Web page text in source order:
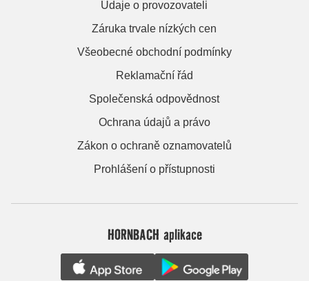
Údaje o provozovateli
Záruka trvale nízkých cen
Všeobecné obchodní podmínky
Reklamační řád
Společenská odpovědnost
Ochrana údajů a právo
Zákon o ochraně oznamovatelů
Prohlášení o přístupnosti
HORNBACH aplikace